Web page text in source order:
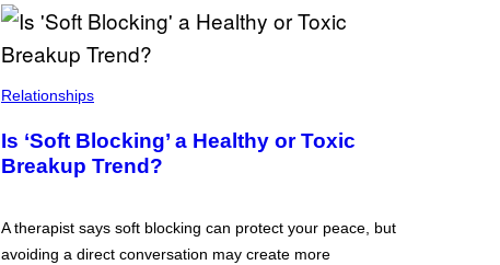
Relationships
Is ‘Soft Blocking’ a Healthy or Toxic
Breakup Trend?
A therapist says soft blocking can protect your peace, but
avoiding a direct conversation may create more